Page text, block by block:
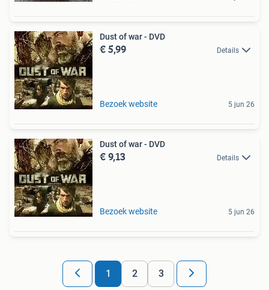
Dust of war - DVD
€ 5,99 Details
Bezoek website 5 jun 26
Dust of war - DVD
€ 9,13 Details
Bezoek website 5 jun 26
1 2 3